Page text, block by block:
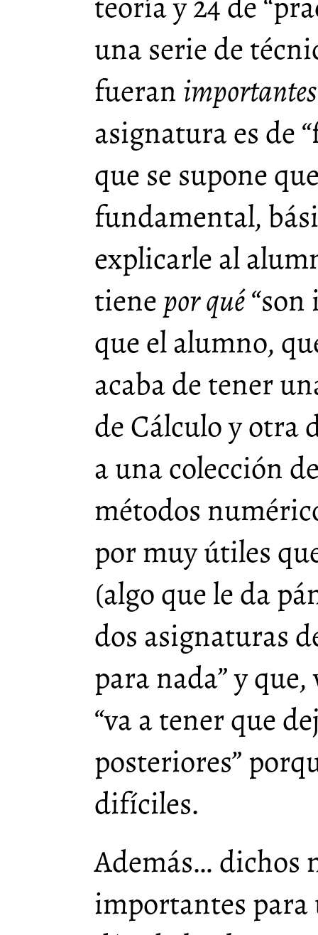
una serie de
fueranimportantes
asignatura es de
que se supone
fundamental,
explicarle al
tienepor qué“son
que el alumno,
acaba de tener
de Cálculo y otra
a una colección
métodos
por muy útiles
(algo que le da
dos asignaturas
para nada” y
“va a tener que
posteriores”
difíciles.
Además… dichos
importantes